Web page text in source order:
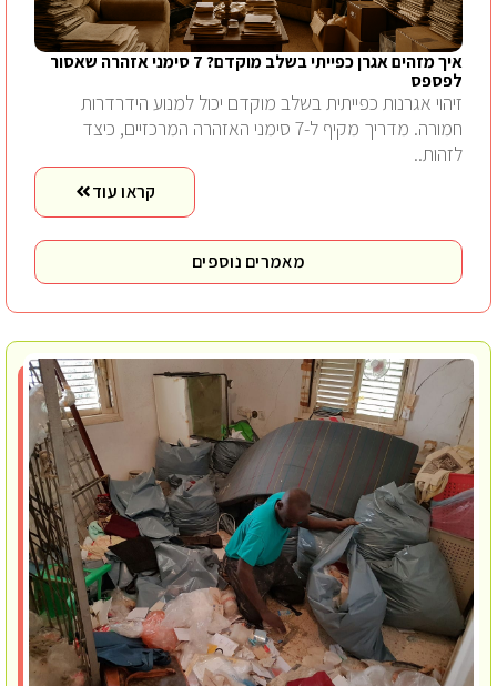
איך מזהים אגרן כפייתי בשלב מוקדם? 7 סימני אזהרה שאסור
לפספס
זיהוי אגרנות כפייתית בשלב מוקדם יכול למנוע הידרדרות
חמורה. מדריך מקיף ל-7 סימני האזהרה המרכזיים, כיצד
לזהות..
קראו עוד
מאמרים נוספים